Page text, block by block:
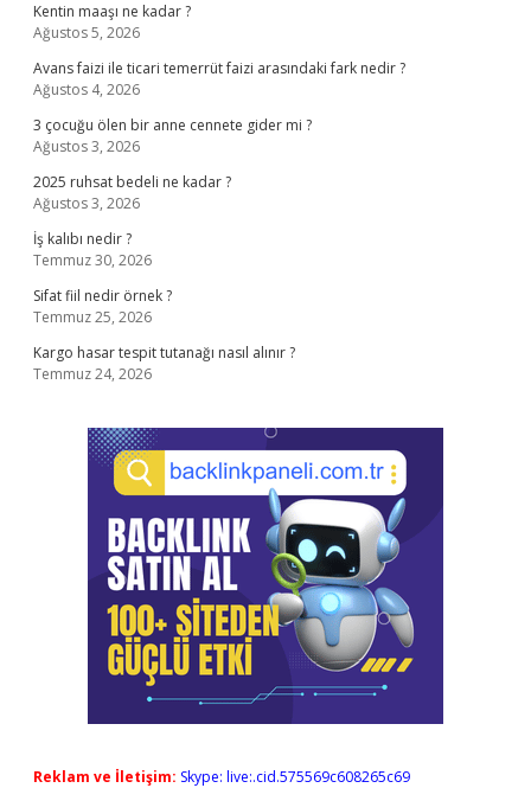
Kentin maaşı ne kadar ?
Ağustos 5, 2026
Avans faizi ile ticari temerrüt faizi arasındaki fark nedir ?
Ağustos 4, 2026
3 çocuğu ölen bir anne cennete gider mi ?
Ağustos 3, 2026
2025 ruhsat bedeli ne kadar ?
Ağustos 3, 2026
İş kalıbı nedir ?
Temmuz 30, 2026
Sifat fiil nedir örnek ?
Temmuz 25, 2026
Kargo hasar tespit tutanağı nasıl alınır ?
Temmuz 24, 2026
Reklam ve İletişim: Skype: live:.cid.575569c608265c69